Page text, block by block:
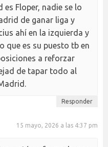
es Floper, nadie se lo
de ganar liga y
ahí en la izquierda y
que es su puesto tb en
a reforzar
de tapar todo al
Responder
15 mayo, 2026 a las 4:37 pm